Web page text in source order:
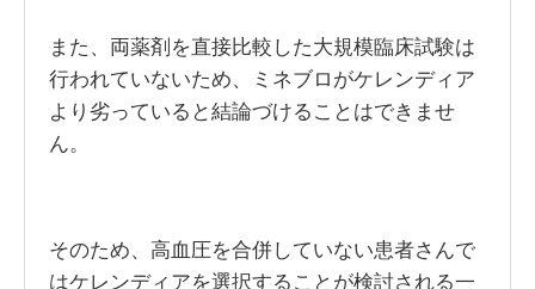
また、両薬剤を直接比較した大規模臨床試験は
行われていないため、ミネブロがケレンディア
より劣っていると結論づけることはできませ
ん。
そのため、高血圧を合併していない患者さんで
はケレンディアを選択することが検討される一